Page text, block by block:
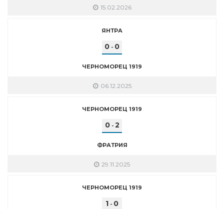
15.02.2026
ЯНТРА
0 - 0
ЧЕРНОМОРЕЦ 1919
06.12.2025
ЧЕРНОМОРЕЦ 1919
0- 2
ФРАТРИЯ
29.11.2025
ЧЕРНОМОРЕЦ 1919
1 - 0